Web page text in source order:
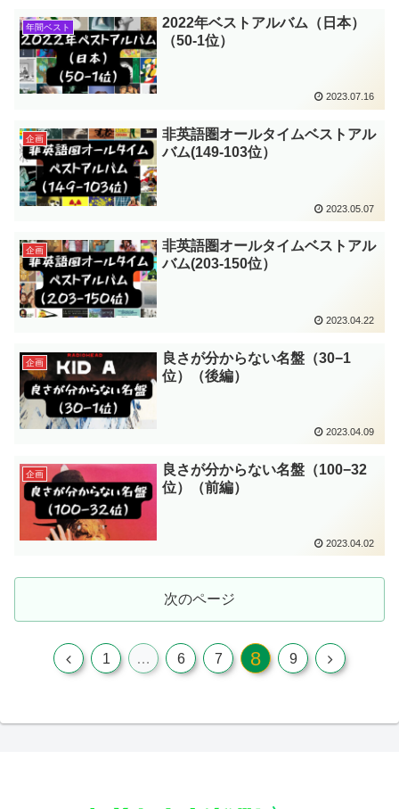
年間ベスト
2022年ベストアルバム（日本）
（50-1位）
2023.07.16
企画
非英語圏オールタイムベストアル
バム(149-103位）
2023.05.07
企画
非英語圏オールタイムベストアル
バム(203-150位）
2023.04.22
企画
良さが分からない名盤（30−1
位）（後編）
2023.04.09
企画
良さが分からない名盤（100−32
位）（前編）
2023.04.02
次のページ
前
1 … 6 7 8 9
次